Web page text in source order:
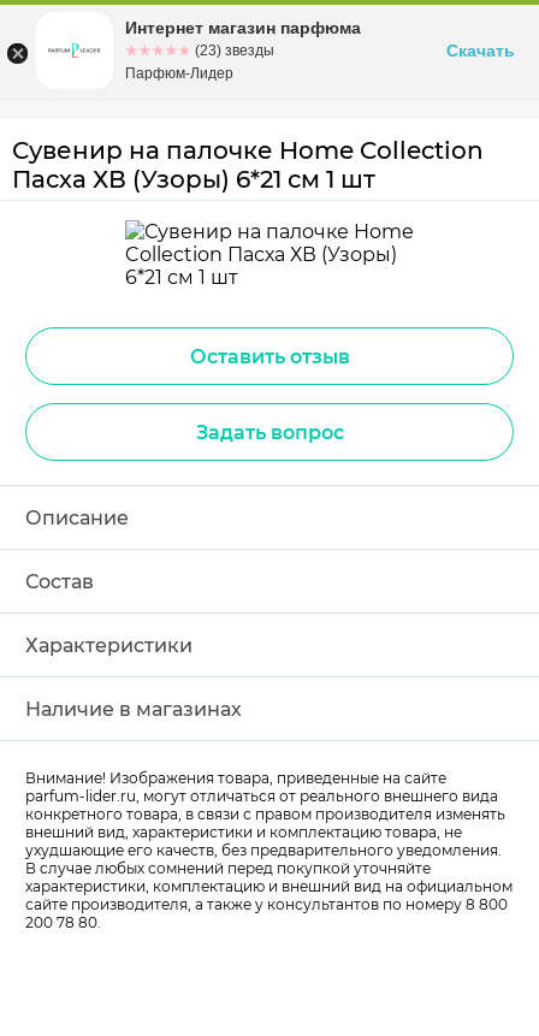
Омскул. Заозерная, 11, к. 1
Сувенир на палочке Home Collection
Пасха ХВ (Узоры) 6*21 см 1 шт
Оставить отзыв
Задать вопрос
Описание
Состав
Характеристики
Наличие в магазинах
Внимание! Изображения товара, приведенные на сайте
parfum-lider.ru, могут отличаться от реального внешнего вида
конкретного товара, в связи с правом производителя изменять
внешний вид, характеристики и комплектацию товара, не
ухудшающие его качеств, без предварительного уведомления.
В случае любых сомнений перед покупкой уточняйте
характеристики, комплектацию и внешний вид на официальном
сайте производителя, а также у консультантов по номеру 8 800
200 78 80.
Интернет магазин парфюма
☆☆☆☆☆
★★★★★ (23) звезды
Парфюм-Лидер
Скачать